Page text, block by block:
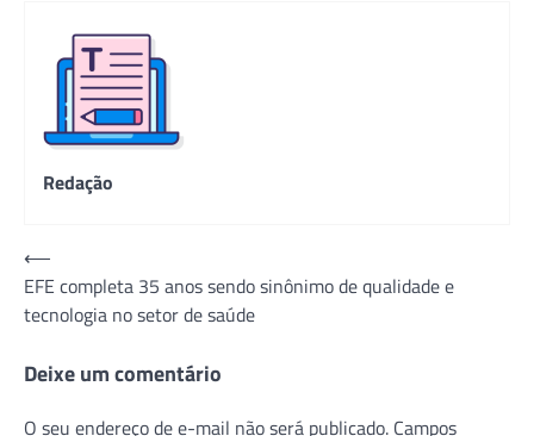
Redação
Navegação
de
Post
⟵
EFE completa 35 anos sendo sinônimo de qualidade e
tecnologia no setor de saúde
Deixe um comentário
O seu endereço de e-mail não será publicado. Campos